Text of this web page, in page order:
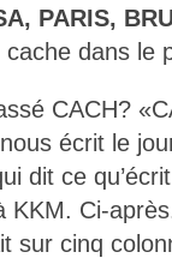
PARIS,
cache dans le
CACH?
écrit le
dit ce
KKM. Ci-
sur cinq